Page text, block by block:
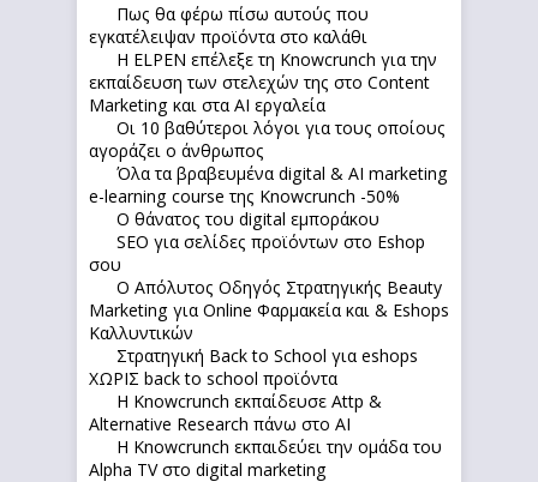
Πως θα φέρω πίσω αυτούς που
εγκατέλειψαν προϊόντα στο καλάθι
Η ELPEN επέλεξε τη Knowcrunch για την
εκπαίδευση των στελεχών της στο Content
Marketing και στα AI εργαλεία
Οι 10 βαθύτεροι λόγοι για τους οποίους
αγοράζει ο άνθρωπος
Όλα τα βραβευμένα digital & AI marketing
e-learning course της Knowcrunch -50%
Ο θάνατος του digital εμποράκου
SEO για σελίδες προϊόντων στο Eshop
σου
Ο Απόλυτoς Οδηγός Στρατηγικής Beauty
Marketing για Online Φαρμακεία και & Eshops
Καλλυντικών
Στρατηγική Back to School για eshops
ΧΩΡΙΣ back to school προϊόντα
Η Knowcrunch εκπαίδευσε Attp &
Alternative Research πάνω στο ΑΙ
Η Knowcrunch εκπαιδεύει την ομάδα του
Alpha TV στο digital marketing